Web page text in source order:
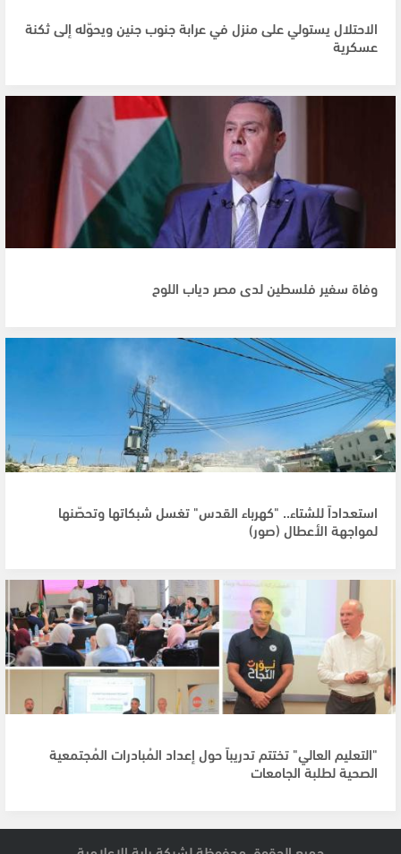
الاحتلال يستولي على منزل في عرابة جنوب جنين ويحوّله إلى ثكنة
عسكرية
وفاة سفير فلسطين لدى مصر دياب اللوح
استعداداً للشتاء.. "كهرباء القدس" تغسل شبكاتها وتحصّنها
لمواجهة الأعطال (صور)
"التعليم العالي" تختتم تدريباً حول إعداد المُبادرات المُجتمعية
الصحية لطلبة الجامعات